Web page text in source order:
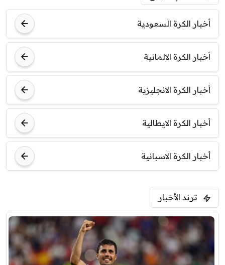
أخبار الكرة السعودية
أخبار الكرة الالمانية
أخبار الكرة الانجليزية
أخبار الكرة الايطالية
أخبار الكرة الاسبانية
ترند الأخبار